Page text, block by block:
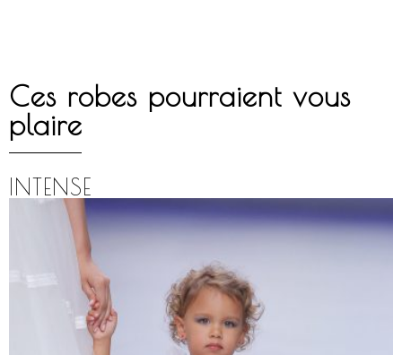
Ces robes pourraient vous
plaire
INTENSE